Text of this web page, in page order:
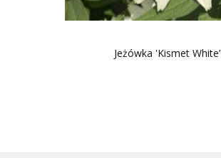
Jeżówka 'Kismet White’